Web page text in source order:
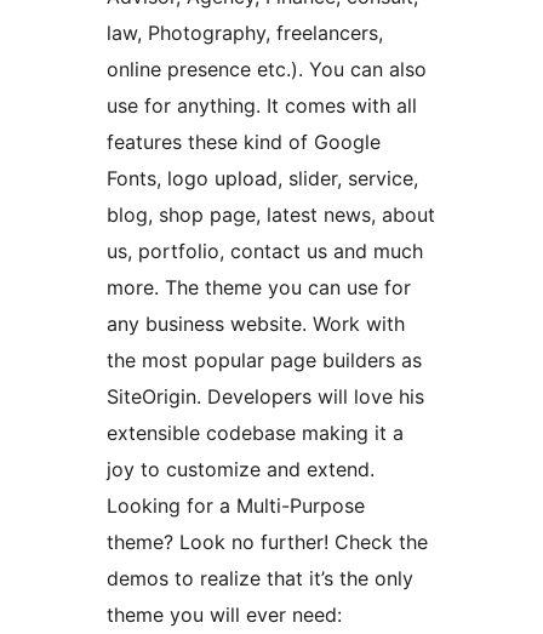
law, Photography, freelancers,
online presence etc.). You can also
use for anything. It comes with all
features these kind of Google
Fonts, logo upload, slider, service,
blog, shop page, latest news, about
us, portfolio, contact us and much
more. The theme you can use for
any business website. Work with
the most popular page builders as
SiteOrigin. Developers will love his
extensible codebase making it a
joy to customize and extend.
Looking for a Multi-Purpose
theme? Look no further! Check the
demos to realize that it’s the only
theme you will ever need: